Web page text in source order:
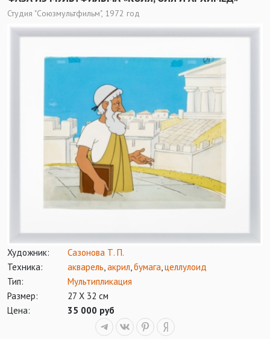
Студия "Союзмультфильм", 1972 год
Художник:
Сазонова Т. П.
Техника:
акварель,акрил,бумага,целлулоид
Тип:
Мультипликация
Размер:
27 Х 32 см
Цена:
35 000 руб